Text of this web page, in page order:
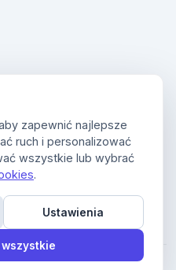
zapewnić najlepsze
ruch i personalizować
wszystkie lub wybrać
.
Ustawienia